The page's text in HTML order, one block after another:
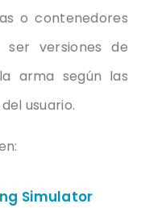
o contenedores
ser versiones de
arma según las
usuario.
Simulator